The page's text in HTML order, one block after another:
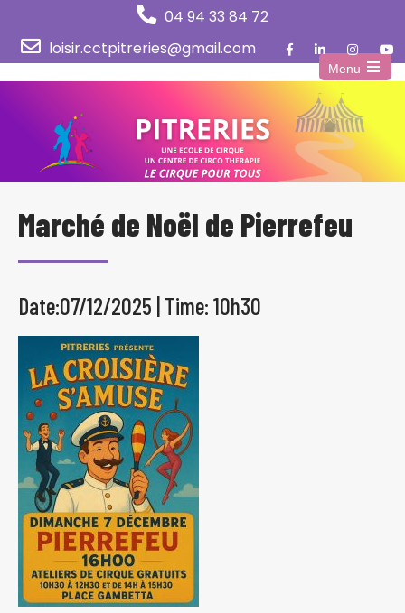
04 94 33 84 72
loisir.cctpitreries@gmail.com
Menu
Open
main
menu
Marché de Noël de Pierrefeu
Date:07/12/2025 | Time: 10h30